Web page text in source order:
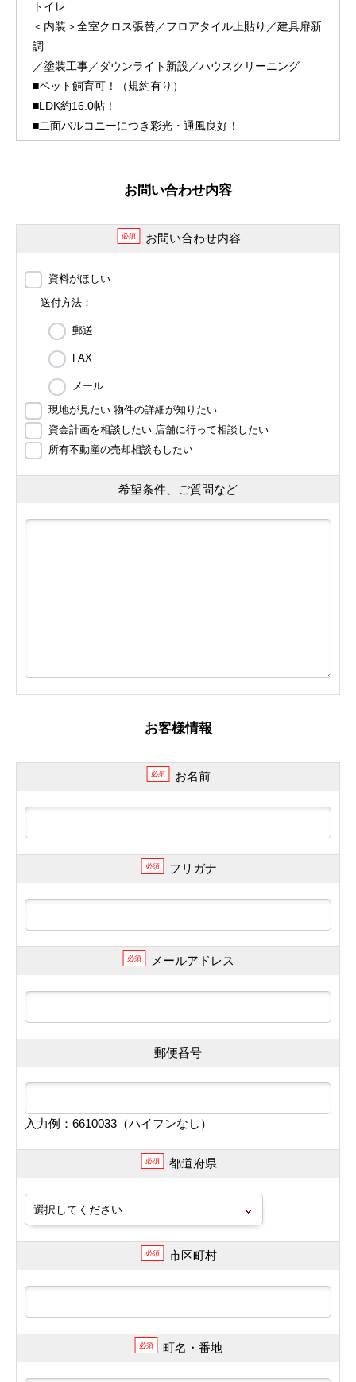
トイレ
＜内装＞全室クロス張替／フロアタイル上貼り／建具扉新
調
／塗装工事／ダウンライト新設／ハウスクリーニング
■ペット飼育可！（規約有り）
■LDK約16.0帖！
■二面バルコニーにつき彩光・通風良好！
お問い合わせ内容
必須 お問い合わせ内容
資料がほしい
送付方法：
郵送
FAX
メール
現地が見たい 物件の詳細が知りたい
資金計画を相談したい 店舗に行って相談したい
所有不動産の売却相談もしたい
希望条件、ご質問など
お客様情報
必須 お名前
必須 フリガナ
必須 メールアドレス
郵便番号
入力例：6610033（ハイフンなし）
必須 都道府県
必須 市区町村
必須 町名・番地